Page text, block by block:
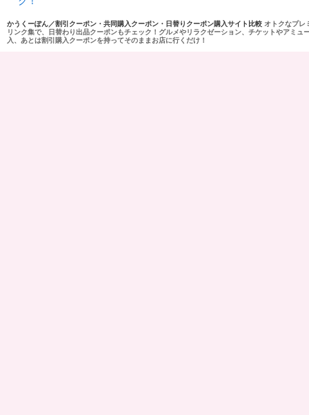
かうくーぽん／割引クーポン・共同購入クーポン・日替りクーポン購入サイト比較 オトクなプレ
リンク集で、日替わり出品クーポンもチェック！グルメやリラクゼーション、チケットやアミ
入、あとは割引購入クーポンを持ってそのままお店に行くだけ！